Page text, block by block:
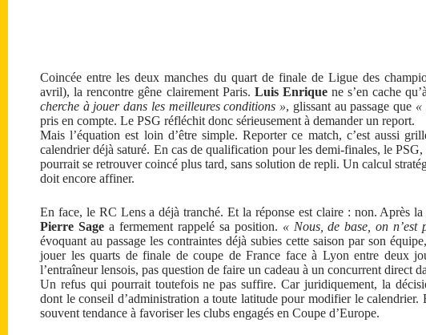
Coincée entre les deux manches du quart de finale de Ligue des
avril), la rencontre gêne clairement Paris. Luis Enriquene s’en cache
cherche à jouer dans les meilleures conditions », glissant au passage que «
pris en compte. Le PSG réfléchit donc sérieusement à demander un report.
Mais l’équation est loin d’être simple. Reporter ce match, c’est aussi
calendrier déjà saturé. En cas de qualification pour les demi-finales, le
pourrait se retrouver coincé plus tard, sans solution de repli. Un calcul
doit encore affiner.
En face, le RC Lens a déjà tranché. Et la réponse est claire : non. Après
Pierre Sagea fermement rappelé sa position. « Nous, de base, on n’est
évoquant au passage les contraintes déjà subies cette saison par son
jouer les quarts de finale de coupe de France face à Lyon entre deux
l’entraîneur lensois, pas question de faire un cadeau à un concurrent direct
Un refus qui pourrait toutefois ne pas suffire. Car juridiquement, la
dont le conseil d’administration a toute latitude pour modifier le calendrier.
souvent tendance à favoriser les clubs engagés en Coupe d’Europe.